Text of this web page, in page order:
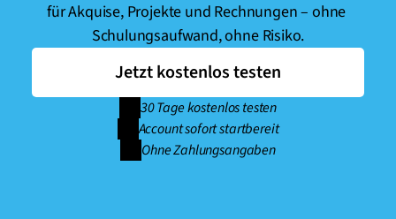
für Akquise, Projekte und Rechnungen – ohne
Schulungsaufwand, ohne Risiko.
Jetzt kostenlos testen
30 Tage kostenlos testen
Account sofort startbereit
Ohne Zahlungsangaben